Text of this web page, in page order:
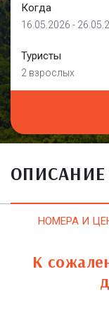
Когда
16.05.2026 -
Туристы
2 взрослых
ОПИСАНИЕ
НОМЕРА И
К